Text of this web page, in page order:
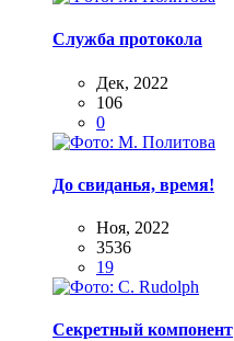
Служба протокола
Дек, 2022
106
0
До свиданья, время!
Ноя, 2022
3536
19
Секретный компонент